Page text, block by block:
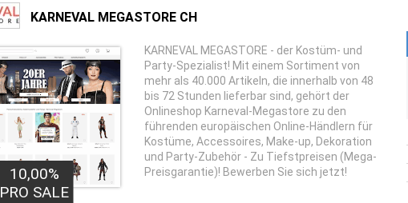
KARNEVAL MEGASTORE CH
10,00%
PRO SALE
KARNEVAL MEGASTORE - der Kostüm- und
Party-Spezialist! Mit einem Sortiment von
mehr als 40.000 Artikeln, die innerhalb von 48
bis 72 Stunden lieferbar sind, gehört der
Onlineshop Karneval-Megastore zu den
führenden europäischen Online-Händlern für
Kostüme, Accessoires, Make-up, Dekoration
und Party-Zubehör - Zu Tiefstpreisen (Mega-
Preisgarantie)! Bewerben Sie sich jetzt!